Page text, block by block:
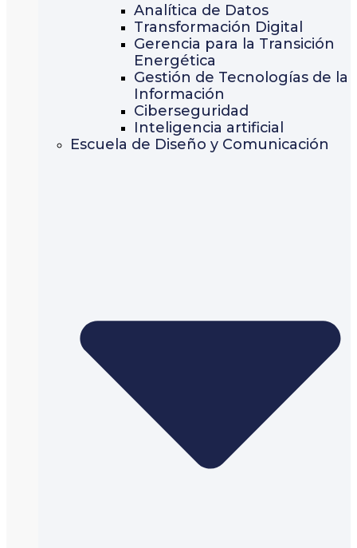
Analítica de Datos
Transformación Digital
Gerencia para la Transición
Energética
Gestión de Tecnologías de la
Información
Ciberseguridad
Inteligencia artificial
Escuela de Diseño y Comunicación